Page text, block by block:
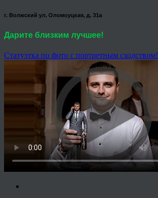
г. Волжский ул. Оломоуцкая, д. 31а
Дарите близким лучшее!
Статуэтка по фото с портретным сходством!